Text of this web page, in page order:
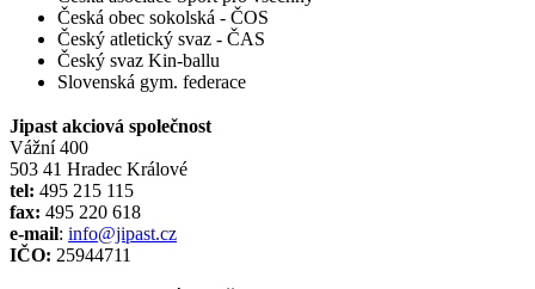
Česká obec sokolská - ČOS
Český atletický svaz - ČAS
Český svaz Kin-ballu
Slovenská gym. federace
Jipast akciová společnost
Vážní 400
503 41 Hradec Králové
tel: 495 215 115
fax: 495 220 618
e-mail: info@jipast.cz
IČO: 25944711